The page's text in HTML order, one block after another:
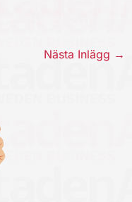
Nästa Inlägg →